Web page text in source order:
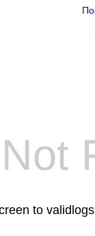
Not
to